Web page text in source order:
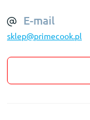
E-mail
sklep@primecook.pl